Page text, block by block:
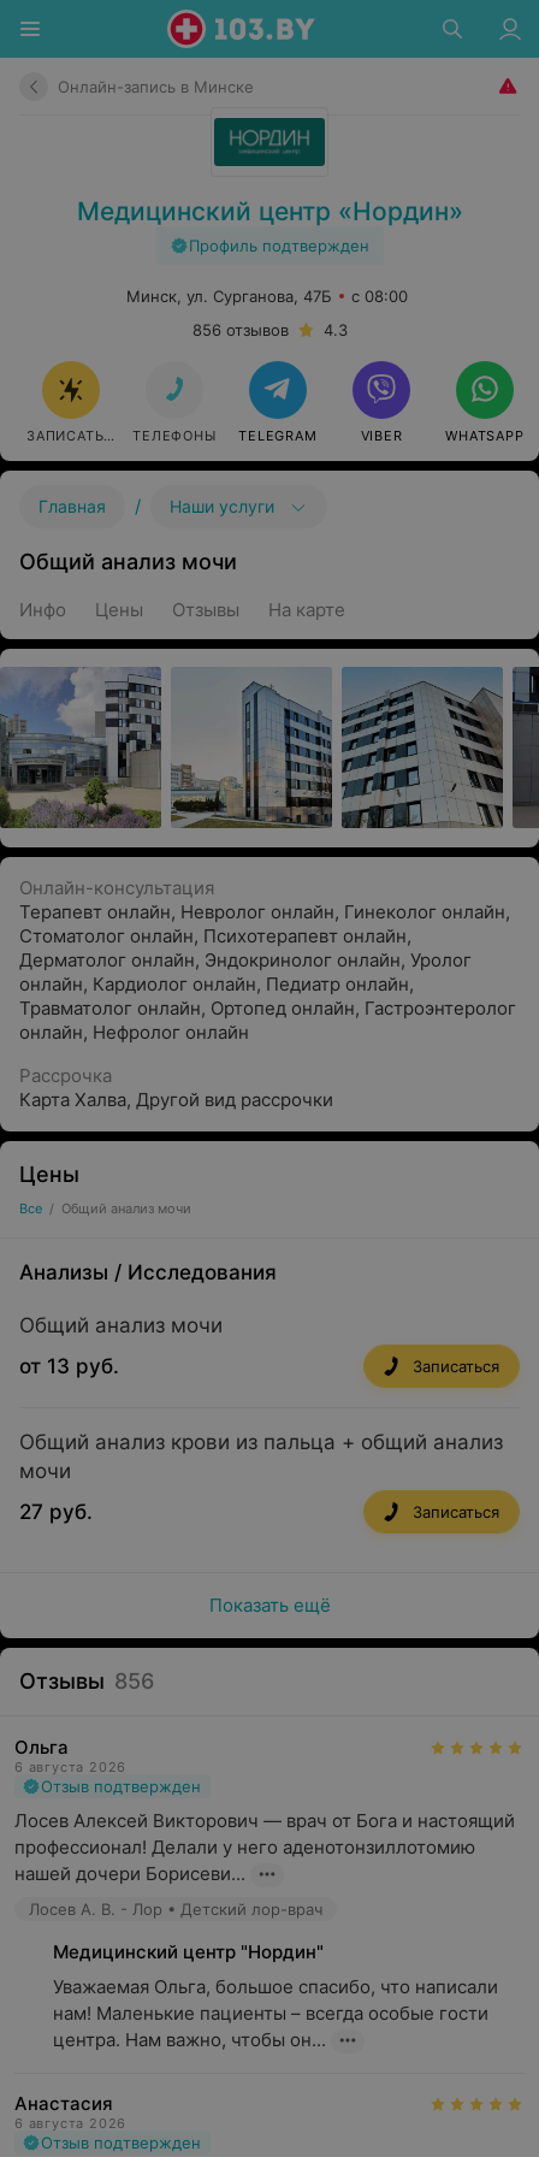
Онлайн-запись в Минске
Медицинский центр «Нордин»
Профиль подтвержден
Минск, ул. Сурганова, 47Б
с 08:00
856 отзывов
4.3
ЗАПИСАТЬСЯ ОНЛАЙН
ТЕЛЕФОНЫ TELEGRAM VIBER WHATSAPP
Главная / Наши услуги
Общий анализ мочи
Инфо Цены Отзывы На карте
Онлайн-консультация
Терапевт онлайн, Невролог онлайн, Гинеколог онлайн,
Стоматолог онлайн, Психотерапевт онлайн,
Дерматолог онлайн, Эндокринолог онлайн, Уролог
онлайн, Кардиолог онлайн, Педиатр онлайн,
Травматолог онлайн, Ортопед онлайн, Гастроэнтеролог
онлайн, Нефролог онлайн
Рассрочка
Карта Халва, Другой вид рассрочки
Цены
Все / Общий анализ мочи
Анализы / Исследования
Общий анализ мочи
от 13 руб.
Записаться
Общий анализ крови из пальца + общий анализ
мочи
27 руб.
Записаться
Показать ещё
Отзывы 856
Ольга
6 августа 2026
Отзыв подтвержден
Лосев Алексей Викторович — врач от Бога и настоящий
профессионал! Делали у него аденотонзиллотомию
нашей дочери Борисеви...
Лосев А. В. - Лор • Детский лор-врач
Медицинский центр "Нордин"
Уважаемая Ольга, большое спасибо, что написали
нам! Маленькие пациенты – всегда особые гости
центра. Нам важно, чтобы он...
Анастасия
6 августа 2026
Отзыв подтвержден